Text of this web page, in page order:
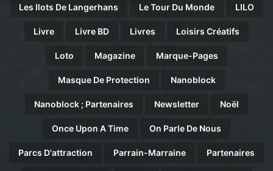
Les Ilots De Langerhans Le Tour Du Monde LILO
Livre Livre BD Livres Loisirs Créatifs
Loto Magazine Marque-Pages
Masque De Protection Nanoblock
Nanoblock ; Partenaires Newsletter Noël
Once Upon A Time On Parle De Nous
Parcs D'attraction Parrain-Marraine Partenaires